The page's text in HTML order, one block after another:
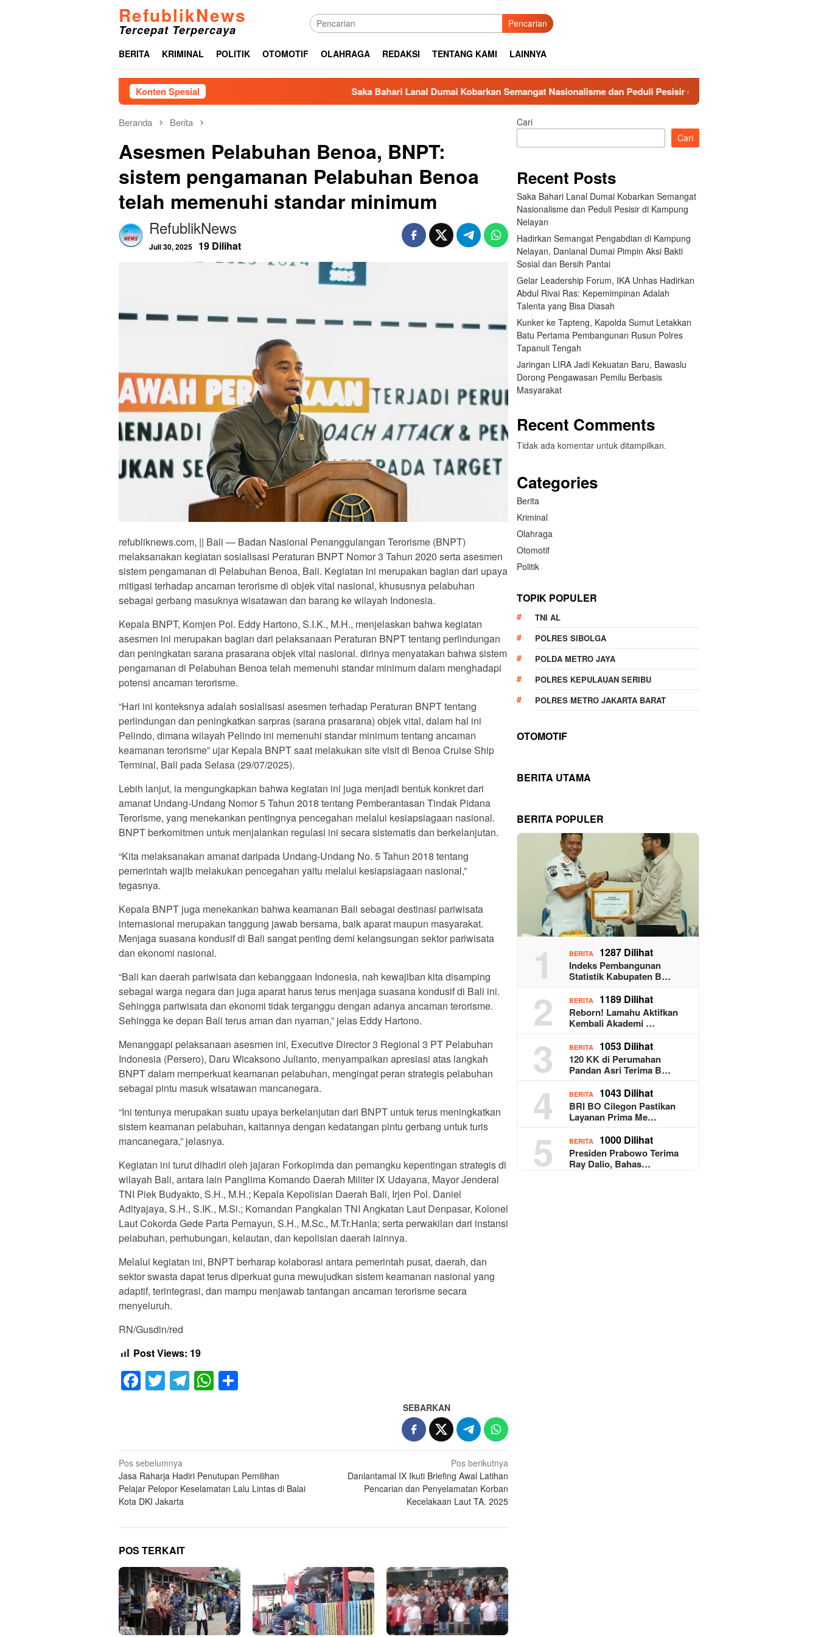
RefublikNews
Tercepat Terpercaya Pencarian
BERITA KRIMINAL POLITIK OTOMOTIF OLAHRAGA REDAKSI TENTANG KAMI LAINNYA
Konten Spesial Saka Bahari Lanal Dumai Kobarkan Semangat Nasionalisme dan Peduli Pesisir di Kampung Nelayan
Beranda Berita
Asesmen Pelabuhan Benoa, BNPT:
sistem pengamanan Pelabuhan Benoa
telah memenuhi standar minimum
RefublikNews
Juli 30, 2025 19 Dilihat
refubliknews.com, || Bali — Badan Nasional Penanggulangan Terorisme (BNPT)
melaksanakan kegiatan sosialisasi Peraturan BNPT Nomor 3 Tahun 2020 serta asesmen
sistem pengamanan di Pelabuhan Benoa, Bali. Kegiatan ini merupakan bagian dari upaya
mitigasi terhadap ancaman terorisme di objek vital nasional, khususnya pelabuhan
sebagai gerbang masuknya wisatawan dan barang ke wilayah Indonesia.
Kepala BNPT, Komjen Pol. Eddy Hartono, S.I.K., M.H., menjelaskan bahwa kegiatan
asesmen ini merupakan bagian dari pelaksanaan Peraturan BNPT tentang perlindungan
dan peningkatan sarana prasarana objek vital nasional. dirinya menyatakan bahwa sistem
pengamanan di Pelabuhan Benoa telah memenuhi standar minimum dalam menghadapi
potensi ancaman terorisme.
“Hari ini konteksnya adalah sosialisasi asesmen terhadap Peraturan BNPT tentang
perlindungan dan peningkatkan sarpras (sarana prasarana) objek vital, dalam hal ini
Pelindo, dimana wilayah Pelindo ini memenuhi standar minimum tentang ancaman
keamanan terorisme” ujar Kepala BNPT saat melakukan site visit di Benoa Cruise Ship
Terminal, Bali pada Selasa (29/07/2025).
Lebih lanjut, ia mengungkapkan bahwa kegiatan ini juga menjadi bentuk konkret dari
amanat Undang-Undang Nomor 5 Tahun 2018 tentang Pemberantasan Tindak Pidana
Terorisme, yang menekankan pentingnya pencegahan melalui kesiapsiagaan nasional.
BNPT berkomitmen untuk menjalankan regulasi ini secara sistematis dan berkelanjutan.
“Kita melaksanakan amanat daripada Undang-Undang No. 5 Tahun 2018 tentang
pemerintah wajib melakukan pencegahan yaitu melalui kesiapsiagaan nasional,”
tegasnya.
Kepala BNPT juga menekankan bahwa keamanan Bali sebagai destinasi pariwisata
internasional merupakan tanggung jawab bersama, baik aparat maupun masyarakat.
Menjaga suasana kondusif di Bali sangat penting demi kelangsungan sektor pariwisata
dan ekonomi nasional.
“Bali kan daerah pariwisata dan kebanggaan Indonesia, nah kewajiban kita disamping
sebagai warga negara dan juga aparat harus terus menjaga suasana kondusif di Bali ini.
Sehingga pariwisata dan ekonomi tidak terganggu dengan adanya ancaman terorisme.
Sehingga ke depan Bali terus aman dan nyaman,” jelas Eddy Hartono.
Menanggapi pelaksanaan asesmen ini, Executive Director 3 Regional 3 PT Pelabuhan
Indonesia (Persero), Daru Wicaksono Julianto, menyampaikan apresiasi atas langkah
BNPT dalam memperkuat keamanan pelabuhan, mengingat peran strategis pelabuhan
sebagai pintu masuk wisatawan mancanegara.
“Ini tentunya merupakan suatu upaya berkelanjutan dari BNPT untuk terus meningkatkan
sistem keamanan pelabuhan, kaitannya dengan kedatangan pintu gerbang untuk turis
mancanegara,” jelasnya.
Kegiatan ini turut dihadiri oleh jajaran Forkopimda dan pemangku kepentingan strategis di
wilayah Bali, antara lain Panglima Komando Daerah Militer IX Udayana, Mayor Jenderal
TNI Piek Budyakto, S.H., M.H.; Kepala Kepolisian Daerah Bali, Irjen Pol. Daniel
Adityajaya, S.H., S.IK., M.Si.; Komandan Pangkalan TNI Angkatan Laut Denpasar, Kolonel
Laut Cokorda Gede Parta Pemayun, S.H., M.Sc., M.Tr.Hanla; serta perwakilan dari instansi
pelabuhan, perhubungan, kelautan, dan kepolisian daerah lainnya.
Melalui kegiatan ini, BNPT berharap kolaborasi antara pemerintah pusat, daerah, dan
sektor swasta dapat terus diperkuat guna mewujudkan sistem keamanan nasional yang
adaptif, terintegrasi, dan mampu menjawab tantangan ancaman terorisme secara
menyeluruh.
RN/Gusdin/red
Post Views: 19
Facebook
Twitter
Telegram
WhatsApp
SEBARKAN
Navigasi
pos
Pos sebelumnya
Jasa Raharja Hadiri Penutupan Pemilihan
Pelajar Pelopor Keselamatan Lalu Lintas di Balai
Kota DKI Jakarta
Pos berikutnya
Danlantamal IX Ikuti Briefing Awal Latihan
Pencarian dan Penyelamatan Korban
Kecelakaan Laut TA. 2025
POS TERKAIT
Cari
Cari
Recent Posts
Saka Bahari Lanal Dumai Kobarkan Semangat
Nasionalisme dan Peduli Pesisir di Kampung
Nelayan
Hadirkan Semangat Pengabdian di Kampung
Nelayan, Danlanal Dumai Pimpin Aksi Bakti
Sosial dan Bersih Pantai
Gelar Leadership Forum, IKA Unhas Hadirkan
Abdul Rivai Ras: Kepemimpinan Adalah
Talenta yang Bisa Diasah
Kunker ke Tapteng, Kapolda Sumut Letakkan
Batu Pertama Pembangunan Rusun Polres
Tapanuli Tengah
Jaringan LIRA Jadi Kekuatan Baru, Bawaslu
Dorong Pengawasan Pemilu Berbasis
Masyarakat
Recent Comments
Tidak ada komentar untuk ditampilkan.
Categories
Berita
Kriminal
Olahraga
Otomotif
Politik
TOPIK POPULER
TNI AL
POLRES SIBOLGA
POLDA METRO JAYA
POLRES KEPULAUAN SERIBU
POLRES METRO JAKARTA BARAT
OTOMOTIF
BERITA UTAMA
BERITA POPULER
1 BERITA 1287 Dilihat
Indeks Pembangunan
Statistik Kabupaten B…
2 BERITA 1189 Dilihat
Reborn! Lamahu Aktifkan
Kembali Akademi …
3 BERITA 1053 Dilihat
120 KK di Perumahan
Pandan Asri Terima B…
4 BERITA 1043 Dilihat
BRI BO Cilegon Pastikan
Layanan Prima Me…
5 BERITA 1000 Dilihat
Presiden Prabowo Terima
Ray Dalio, Bahas…